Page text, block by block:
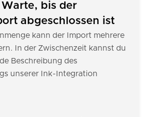
bis der
abgeschlossen ist
kann der Import mehrere
In der Zwischenzeit kannst du
Beschreibung des
unserer Ink-Integration